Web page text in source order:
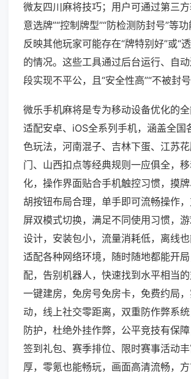
微友四川麻将技巧；用户可通过第三
意选牌”“控制牌型”“防检测防封号”等
反映其他玩家可能存在“牌特别好”或“
的情况。这些工具通过后台运行、自
段实现不平公，且“安全性高”“不被封号
微乐手机麻将是专为移动设备优化的全
适配安卓、iOS全系列手机，涵盖全国
色玩法，河南混子、吉林下蛋、江苏
门、山西扣点等经典规则一应俱全，
化，操作界面贴合手机触控习惯，摸
胡按钮布局合理，单手即可流畅操作
屏双模式切换，满足不同使用习惯，
设计，安装包小，流量消耗低，离线也
适配各种网络环境，随时随地都能开
配，告别机器人，快速找到水平相当
一键建房，免房号免房卡，免费约局
动，线上社交零距离，双重防作弊系
防护，杜绝外挂作弊，公平竞技有保障
签到礼包、赛季排位、限时赛事活动
厚，零氪也能畅玩，画面高清流畅，方